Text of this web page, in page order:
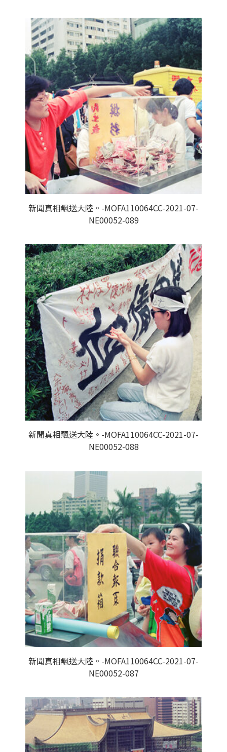
新聞真相飄送大陸。-MOFA110064CC-2021-07-
NE00052-089
新聞真相飄送大陸。-MOFA110064CC-2021-07-
NE00052-088
新聞真相飄送大陸。-MOFA110064CC-2021-07-
NE00052-087